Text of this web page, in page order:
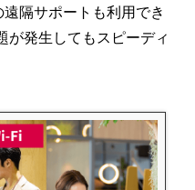
隔サポートも利用でき
が発生してもスピーディ